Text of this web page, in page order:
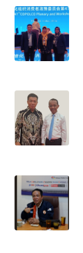
WN
PAPUA
BARAT
WN
SERAMBI
JAMBI
WN
SULTRA